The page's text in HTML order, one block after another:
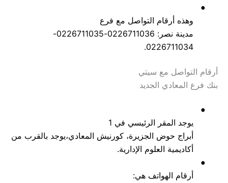
وهذه أرقام التواصل مع فرع
مدينة نصر: 0226711036-0226711035-
0226711034.
أرقام التواصل مع سيتي
بنك فرع المعادي الجديد
يوجد المقر الرئيسي في 1
أبراج حوض الجزيرة، كورنيش المعادي،يوجد بالقرب من
أكاديمية العلوم الإدارية.
أرقام الهواتف هي: